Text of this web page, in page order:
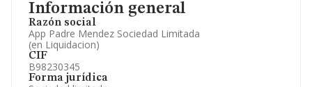
Información general
Razón social
App Padre Mendez Sociedad Limitada
(en Liquidacion)
CIF
B98230345
Forma jurídica
Artículos de prensa publicados sobre la empresa.
Información oficial y registral complementaria.